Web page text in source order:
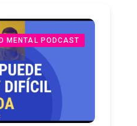
MENTAL PODCAST